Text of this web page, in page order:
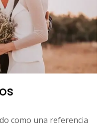
como una referencia